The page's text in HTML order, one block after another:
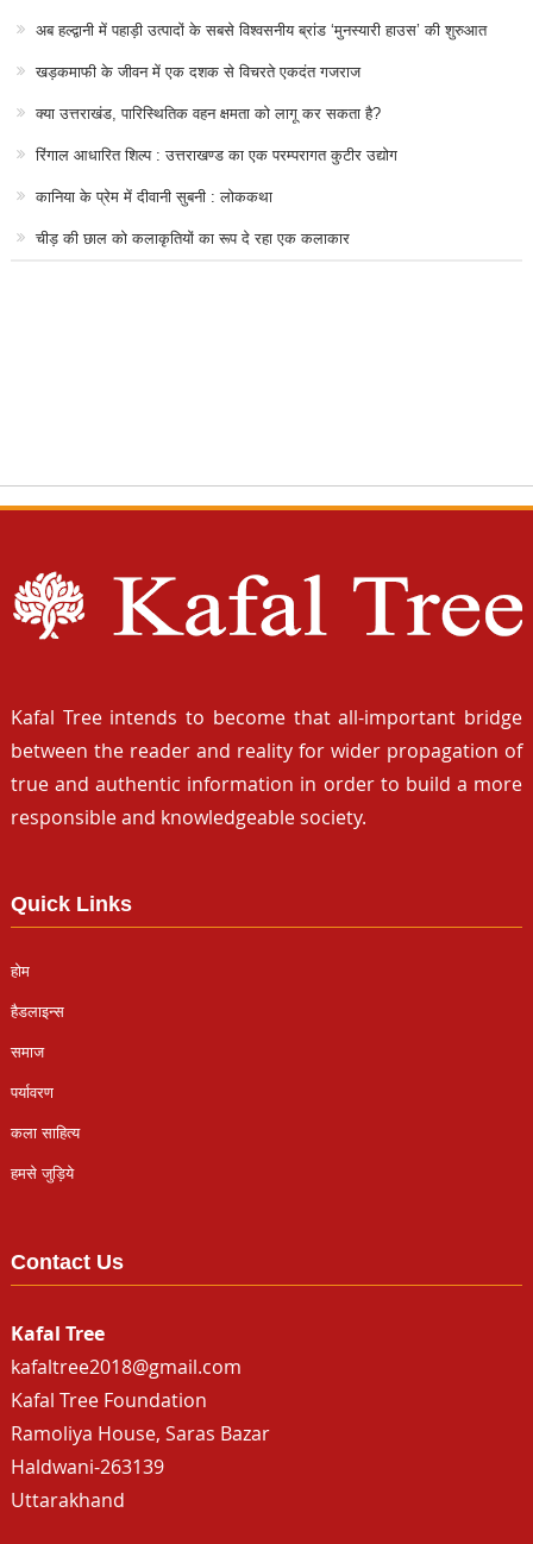
अब हल्द्वानी में पहाड़ी उत्पादों के सबसे विश्वसनीय ब्रांड ‘मुनस्यारी हाउस’ की शुरुआत
खड़कमाफी के जीवन में एक दशक से विचरते एकदंत गजराज
क्या उत्तराखंड, पारिस्थितिक वहन क्षमता को लागू कर सकता है?
रिंगाल आधारित शिल्प : उत्तराखण्ड का एक परम्परागत कुटीर उद्योग
कानिया के प्रेम में दीवानी सुबनी : लोककथा
चीड़ की छाल को कलाकृतियों का रूप दे रहा एक कलाकार
Kafal Tree intends to become that all-important bridge
between the reader and reality for wider propagation of
true and authentic information in order to build a more
responsible and knowledgeable society.
Quick Links
होम
हैडलाइन्स
समाज
पर्यावरण
कला साहित्य
हमसे जुड़िये
Contact Us
Kafal Tree
kafaltree2018@gmail.com
Kafal Tree Foundation
Ramoliya House, Saras Bazar
Haldwani-263139
Uttarakhand